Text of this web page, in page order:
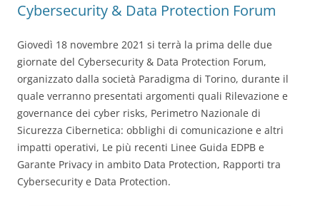
Cybersecurity & Data Protection Forum
Giovedì 18 novembre 2021 si terrà la prima delle due
giornate del Cybersecurity & Data Protection Forum,
organizzato dalla società Paradigma di Torino, durante il
quale verranno presentati argomenti quali Rilevazione e
governance dei cyber risks, Perimetro Nazionale di
Sicurezza Cibernetica: obblighi di comunicazione e altri
impatti operativi, Le più recenti Linee Guida EDPB e
Garante Privacy in ambito Data Protection, Rapporti tra
Cybersecurity e Data Protection.